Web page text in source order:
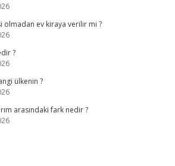
olmadan ev kiraya verilir mi ?
?
ülkenin ?
arasındaki fark nedir ?